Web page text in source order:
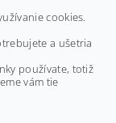
cookies.
a ušetria
používate, totiž
vám tie